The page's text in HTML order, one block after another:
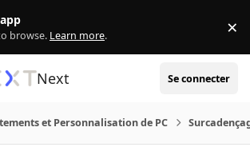
browse. Learn more. ×
Next Se connecter
et Personnalisation de PC